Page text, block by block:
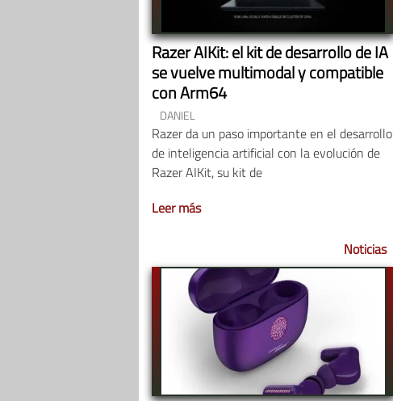
Razer AIKit: el kit de desarrollo de IA
se vuelve multimodal y compatible
con Arm64
DANIEL
Razer da un paso importante en el desarrollo
de inteligencia artificial con la evolución de
Razer AIKit, su kit de
Leer más
Noticias